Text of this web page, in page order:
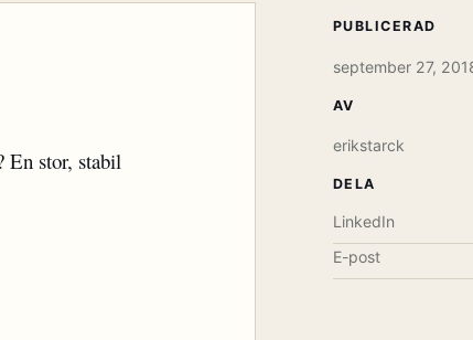
En stor, stabil
PUBLICERAD
september 27,
AV
erikstarck
DELA
LinkedIn
E-post